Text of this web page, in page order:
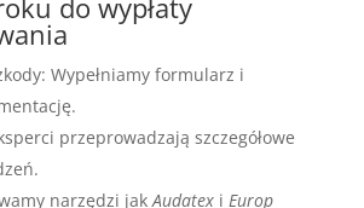
Wypełniamy formularz i
przeprowadzają szczegółowe
narzędzi jak Audatexi Europ